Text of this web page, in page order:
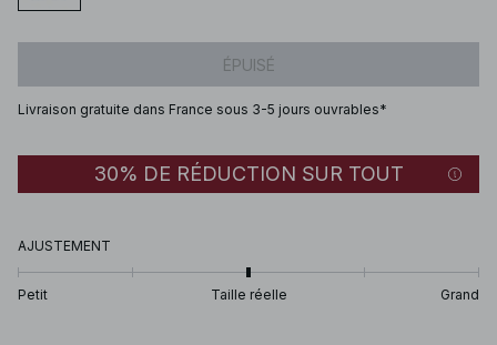
ÉPUISÉ
Livraison gratuite dans France sous 3-5 jours ouvrables*
30% DE RÉDUCTION SUR TOUT
AJUSTEMENT
Petit Taille réelle Grand